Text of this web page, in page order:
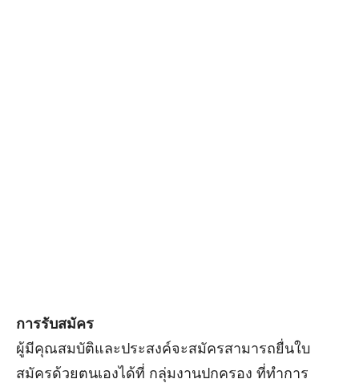
การรับสมัคร
ผู้มีคุณสมบัติและประสงค์จะสมัครสามารถยื่นใบ
สมัครด้วยตนเองได้ที่ กลุ่มงานปกครอง ที่ทําการ